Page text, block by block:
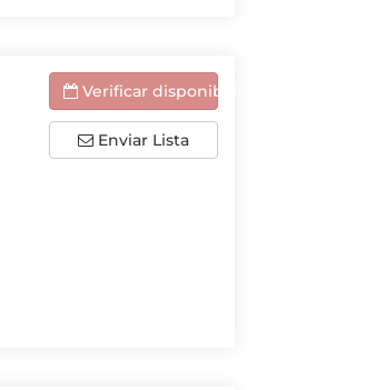
Verificar disponibilidade
Enviar Lista